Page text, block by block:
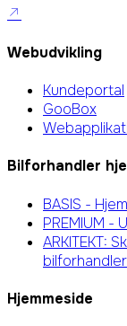
Webudvikling
Kundeportal
GooBox
Bilforhandler
BASIS -
PREMIUM -
ARKITEKT:
Hjemmeside